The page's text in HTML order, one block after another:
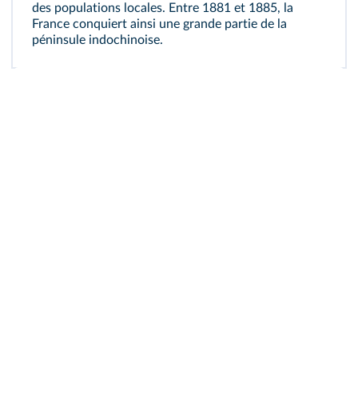
des populations locales. Entre 1881 et 1885, la
France conquiert ainsi une grande partie de la
péninsule indochinoise.